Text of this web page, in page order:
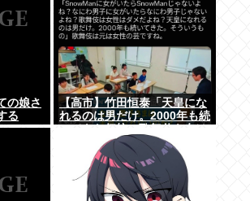
の娘さ
る
【高市】竹田恒泰「天皇にな
れるのは男だけ。2000年も続
駄目だよね？」